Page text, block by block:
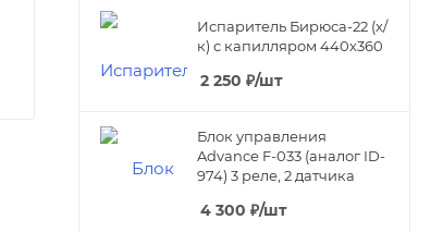
Испаритель Бирюса-22 (х/
к) с капилляром 440х360
2 250 ₽/шт
Блок управления
Advance F-033 (аналог ID-
974) 3 реле, 2 датчика
4 300 ₽/шт